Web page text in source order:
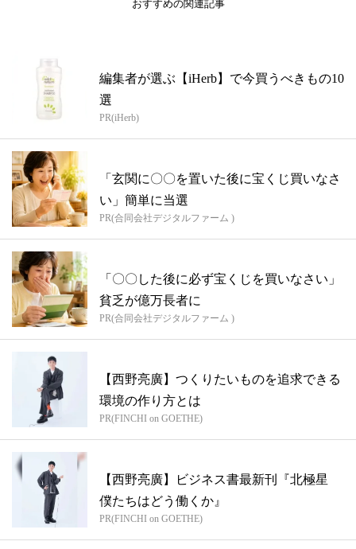
おすすめの関連記事
編集者が選ぶ【iHerb】で今買うべきもの10
選
PR(iHerb)
「玄関に〇〇を置いた後に宝くじ買いなさ
い」簡単に当選
PR(合同会社デジタルファーム )
「〇〇した後に必ず宝くじを買いなさい」
貧乏が億万長者に
PR(合同会社デジタルファーム )
【西野亮廣】つくりたいものを追求できる
環境の作り方とは
PR(FINCHI on GOETHE)
【西野亮廣】ビジネス書最新刊『北極星
僕たちはどう働くか』
PR(FINCHI on GOETHE)